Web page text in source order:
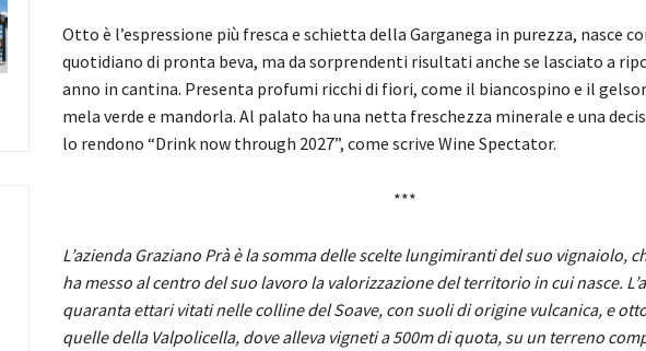
Otto è l’espressione più fresca e schietta della Garganega in purezza, nasce
quotidiano di pronta beva, ma da sorprendenti risultati anche se lasciato a
anno in cantina. Presenta profumi ricchi di fiori, come il biancospino e il
mela verde e mandorla. Al palato ha una netta freschezza minerale e una
lo rendono “Drink now through 2027”, come scrive Wine Spectator.
***
L’azienda Graziano Prà è la somma delle scelte lungimiranti del suo vignaiolo,
ha messo al centro del suo lavoro la valorizzazione del territorio in cui nasce.
quaranta ettari vitati nelle colline del Soave, con suoli di origine vulcanica, e
quelle della Valpolicella, dove alleva vigneti a 500m di quota, su un terreno